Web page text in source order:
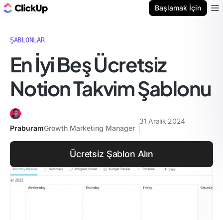
Başlamak İçin
ŞABLONLAR
En İyi Beş Ücretsiz
Notion Takvim Şablonu
PraburamGrowth Marketing Manager
31 Aralık 2024
Ücretsiz Şablon Alın